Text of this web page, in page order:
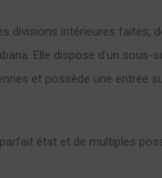
divisions intérieures faites,
Elle dispose d'un sous-
et possède une entrée
état et de multiples